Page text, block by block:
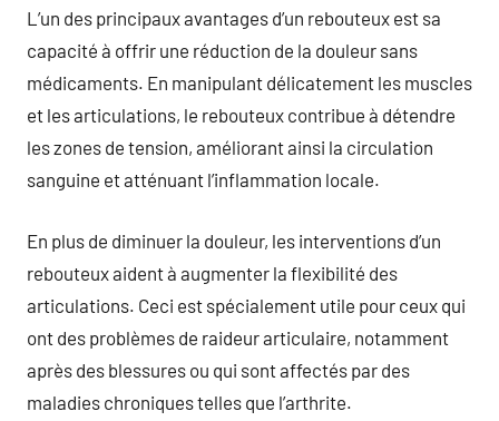
L’un des principaux avantages d’un rebouteux est sa
capacité à offrir une réduction de la douleur sans
médicaments. En manipulant délicatement les muscles
et les articulations, le rebouteux contribue à détendre
les zones de tension, améliorant ainsi la circulation
sanguine et atténuant l’inflammation locale.
En plus de diminuer la douleur, les interventions d’un
rebouteux aident à augmenter la flexibilité des
articulations. Ceci est spécialement utile pour ceux qui
ont des problèmes de raideur articulaire, notamment
après des blessures ou qui sont affectés par des
maladies chroniques telles que l’arthrite.